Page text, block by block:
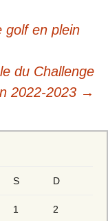
golf en plein
du Challenge
2022-2023 →
S D
1 2